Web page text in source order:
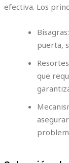
efectiva. Los
puerta,
que